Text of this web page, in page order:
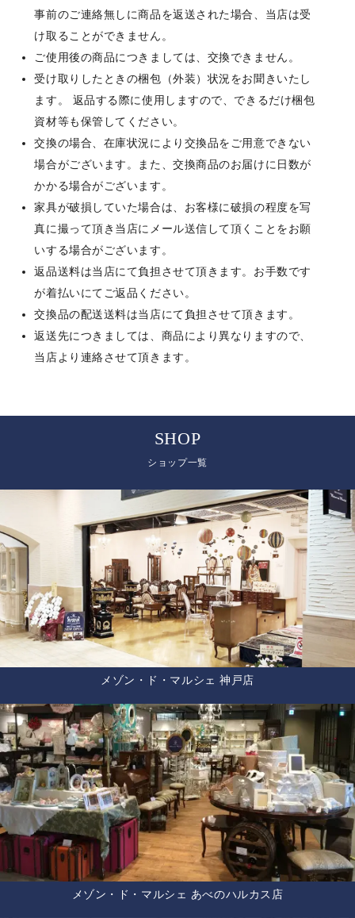
事前のご連絡無しに商品を返送された場合、当店は受
け取ることができません。
ご使用後の商品につきましては、交換できません。
受け取りしたときの梱包（外装）状況をお聞きいたし
ます。 返品する際に使用しますので、できるだけ梱包
資材等も保管してください。
交換の場合、在庫状況により交換品をご用意できない
場合がございます。また、交換商品のお届けに日数が
かかる場合がございます。
家具が破損していた場合は、お客様に破損の程度を写
真に撮って頂き当店にメール送信して頂くことをお願
いする場合がございます。
返品送料は当店にて負担させて頂きます。お手数です
が着払いにてご返品ください。
交換品の配送送料は当店にて負担させて頂きます。
返送先につきましては、商品により異なりますので、
当店より連絡させて頂きます。
SHOP
ショップ一覧
メゾン・ド・マルシェ 神戸店
メゾン・ド・マルシェ あべのハルカス店